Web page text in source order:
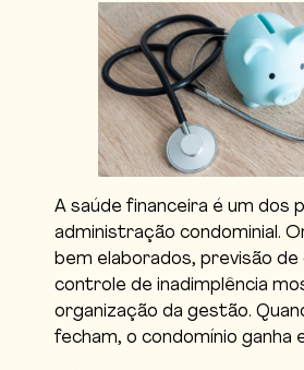
A saúde financeira é um dos
administração condominial.
bem elaborados, previsão de
controle de inadimplência
organização da gestão.
fecham, o condomínio ganha